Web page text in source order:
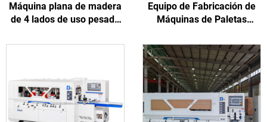
Máquina plana de madera
de 4 lados de uso pesado
muebles de madera
Equipo de Fabricación de
Máquinas de Paletas
SF9010 para Trabajo de la
Madera